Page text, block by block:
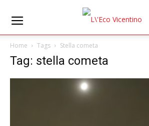
Home Tags Stella cometa
Tag: stella cometa